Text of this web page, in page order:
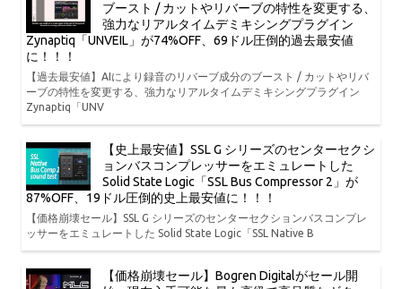
ブースト / カットやリバーブの特性を変更する、
強力なリアルタイムデミキシングプラグイン
Zynaptiq「UNVEIL」が74%OFF、69ドル圧倒的過去最安値
に！！！
【過去最安値】AIにより録音のリバーブ成分のブースト / カットやリバ
ーブの特性を変更する、強力なリアルタイムデミキシングプラグイン
Zynaptiq「UNV
【史上最安値】SSL G シリーズのセンターセクシ
ョンバスコンプレッサーをエミュレートした
Solid State Logic「SSL Bus Compressor 2」が
87%OFF、19ドル圧倒的史上最安値に！！！
【価格崩壊セール】SSL G シリーズのセンターセクションバスコンプレ
ッサーをエミュレートした Solid State Logic「SSL Native B
【価格崩壊セール】Bogren Digitalがセール開